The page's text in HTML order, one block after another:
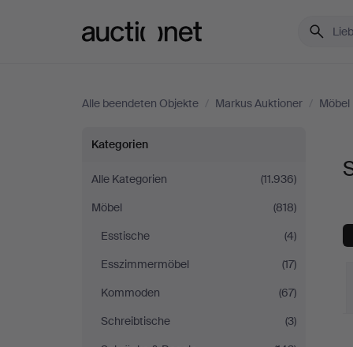
Alle beendeten Objekte / Markus Auktioner / Möbel
Sonstiges
bei
Markus
Auktioner
Kategorien
Alle Kategorien
(11.936)
Möbel
(818)
Esstische
(4)
Esszimmermöbel
(17)
Kommoden
(67)
Schreibtische
(3)